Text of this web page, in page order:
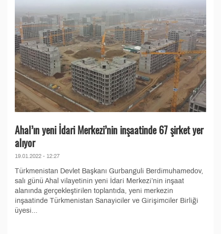
Ahal’ın yeni İdari Merkezi’nin inşaatinde 67 şirket yer
alıyor
19.01.2022 - 12:27
Türkmenistan Devlet Başkanı Gurbanguli Berdimuhamedov,
salı günü Ahal vilayetinin yeni İdari Merkezi’nin inşaat
alanında gerçekleştirilen toplantıda, yeni merkezin
inşaatinde Türkmenistan Sanayiciler ve Girişimciler Birliği
üyesi...